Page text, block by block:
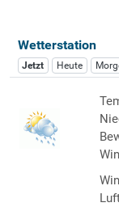
Wetterstation
Jetzt Heute